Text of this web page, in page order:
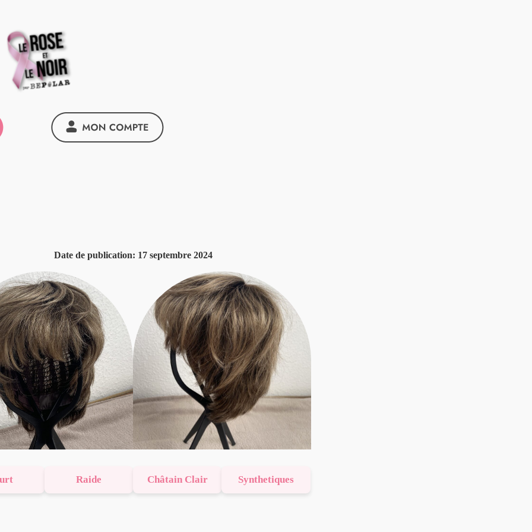
Date de publication: 17 septembre 2024
Raide Châtain Clair Synthetiques